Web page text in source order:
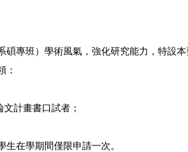
專班）學術風氣，強化研究能力，特設
：
計畫書口試者；
在學期間僅限申請一次。